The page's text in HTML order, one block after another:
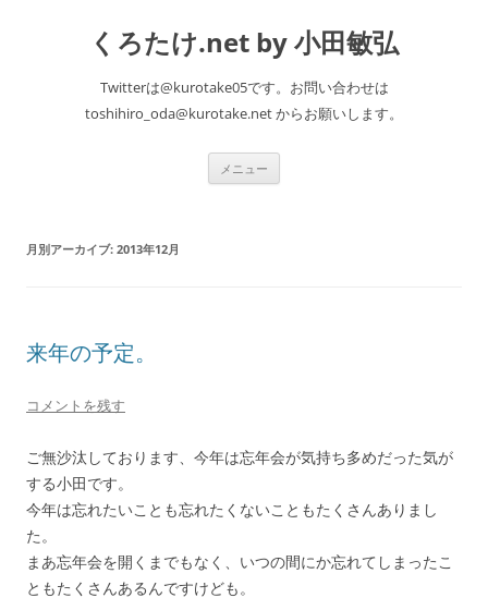
くろたけ.net by 小田敏弘
Twitterは@kurotake05です。お問い合わせは
toshihiro_oda@kurotake.net からお願いします。
メニュー
月別アーカイブ: 2013年12月
来年の予定。
コメントを残す
ご無沙汰しております、今年は忘年会が気持ち多めだった気が
する小田です。
今年は忘れたいことも忘れたくないこともたくさんありまし
た。
まあ忘年会を開くまでもなく、いつの間にか忘れてしまったこ
ともたくさんあるんですけども。